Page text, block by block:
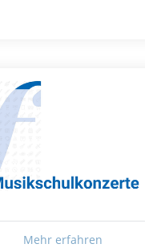
Mehr erfahren